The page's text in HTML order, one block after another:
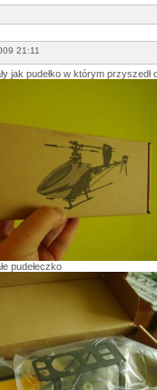
21:11
jak pudełko w którym przyszedł
pudełeczko